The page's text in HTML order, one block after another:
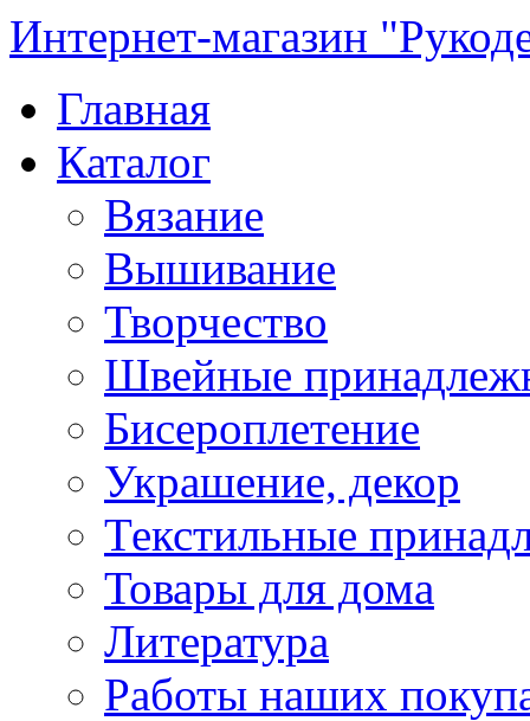
Интернет-магазин
Главная
Каталог
Вязание
Вышивание
Творчество
Швейные
Бисероплетение
Украшение, декор
Текстильные
Товары для дома
Литература
Работы наших